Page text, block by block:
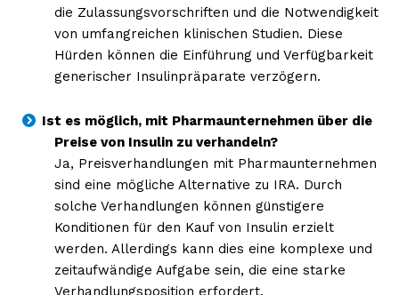
die Zulassungsvorschriften und die Notwendigkeit
von umfangreichen klinischen Studien. Diese
Hürden können die Einführung und Verfügbarkeit
generischer Insulinpräparate verzögern.
Ist es möglich, mit Pharmaunternehmen über die
Preise von Insulin zu verhandeln?
Ja, Preisverhandlungen mit Pharmaunternehmen
sind eine mögliche Alternative zu IRA. Durch
solche Verhandlungen können günstigere
Konditionen für den Kauf von Insulin erzielt
werden. Allerdings kann dies eine komplexe und
zeitaufwändige Aufgabe sein, die eine starke
Verhandlungsposition erfordert.